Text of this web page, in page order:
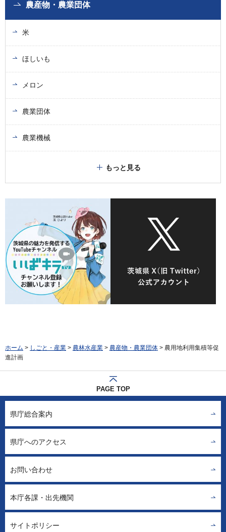
農産物・農業団体
米
ほしいも
メロン
農業団体
農業機械
もっと見る
ホーム > しごと・産業 > 農林水産業 > 農産物・農業団体 > 農用地利用集積等促
進計画
PAGE TOP
県庁総合案内
県庁へのアクセス
お問い合わせ
本庁各課・出先機関
サイトポリシー